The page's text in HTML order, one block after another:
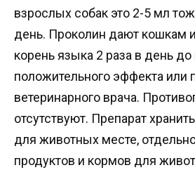
взрослых собак это 2-5 мл
день. Проколин дают кошкам
корень языка 2 раза в день
положительного эффекта или
ветеринарного врача.
отсутствуют. Препарат
для животных месте,
продуктов и кормов для